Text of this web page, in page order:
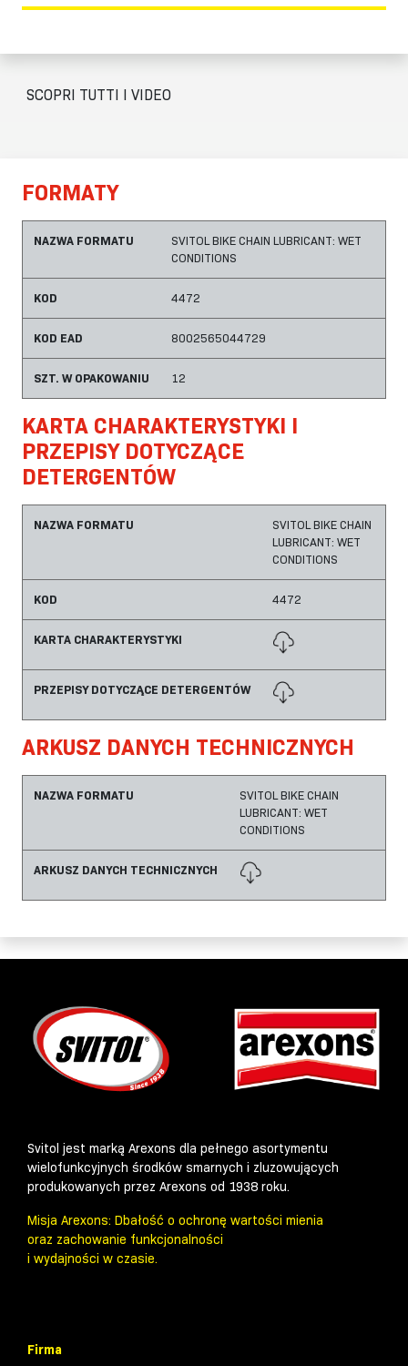
SCOPRI TUTTI I VIDEO
FORMATY
NAZWA FORMATU
SVITOL BIKE CHAIN LUBRICANT: WET
CONDITIONS
KOD 4472
KOD EAD 8002565044729
SZT. W OPAKOWANIU 12
KARTA CHARAKTERYSTYKI I
PRZEPISY DOTYCZĄCE
DETERGENTÓW
NAZWA FORMATU
SVITOL BIKE CHAIN
LUBRICANT: WET
CONDITIONS
KOD 4472
KARTA CHARAKTERYSTYKI
PRZEPISY DOTYCZĄCE DETERGENTÓW
ARKUSZ DANYCH TECHNICZNYCH
NAZWA FORMATU
SVITOL BIKE CHAIN
LUBRICANT: WET
CONDITIONS
ARKUSZ DANYCH TECHNICZNYCH
Svitol jest marką Arexons dla pełnego asortymentu
wielofunkcyjnych środków smarnych i zluzowujących
produkowanych przez Arexons od 1938 roku.
Misja Arexons: Dbałość o ochronę wartości mienia
oraz zachowanie funkcjonalności
i wydajności w czasie.
Firma